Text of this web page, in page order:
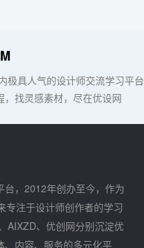
极具人气的设计师交流学习平台
找灵感素材，尽在优设网
台，2012年创办至今，作为
专注于设计师创作者的学习
AIXZD、优创网分别沉淀优
、内容、服务的多元化平